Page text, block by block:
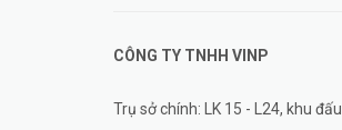
CÔNG TY TNHH VINP
Trụ sở chính: LK 15 - L24, khu